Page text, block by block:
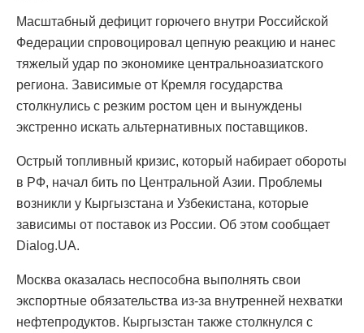
Масштабный дефицит горючего внутри Российской
Федерации спровоцировал цепную реакцию и нанес
тяжелый удар по экономике центральноазиатского
региона. Зависимые от Кремля государства
столкнулись с резким ростом цен и вынуждены
экстренно искать альтернативных поставщиков.
Острый топливный кризис, который набирает обороты
в РФ, начал бить по Центральной Азии. Проблемы
возникли у Кыргызстана и Узбекистана, которые
зависимы от поставок из России. Об этом сообщает
Dialog.UA.
Москва оказалась неспособна выполнять свои
экспортные обязательства из-за внутренней нехватки
нефтепродуктов. Кыргызстан также столкнулся с